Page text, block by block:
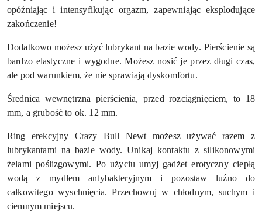
opóźniając i intensyfikując orgazm, zapewniając eksplodujące
zakończenie!
Dodatkowo możesz użyć lubrykant na bazie wody. Pierścienie są
bardzo elastyczne i wygodne. Możesz nosić je przez długi czas,
ale pod warunkiem, że nie sprawiają dyskomfortu.
Średnica wewnętrzna pierścienia, przed rozciągnięciem, to 18
mm, a grubość to ok. 12 mm.
Ring erekcyjny Crazy Bull Newt możesz używać razem z
lubrykantami na bazie wody. Unikaj kontaktu z silikonowymi
żelami poślizgowymi. Po użyciu umyj gadżet erotyczny ciepłą
wodą z mydłem antybakteryjnym i pozostaw luźno do
całkowitego wyschnięcia. Przechowuj w chłodnym, suchym i
ciemnym miejscu.